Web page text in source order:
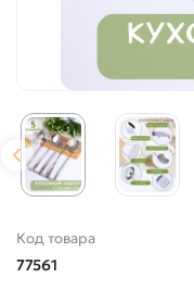
Код товара
77561